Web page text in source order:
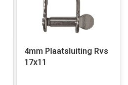
4mm Plaatsluiting Rvs
17x11